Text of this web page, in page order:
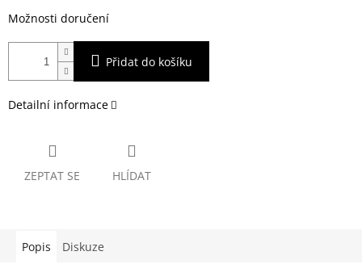
Možnosti doručení
Přidat do košíku
Detailní informace
ZEPTAT SE HLÍDAT
Popis Diskuze